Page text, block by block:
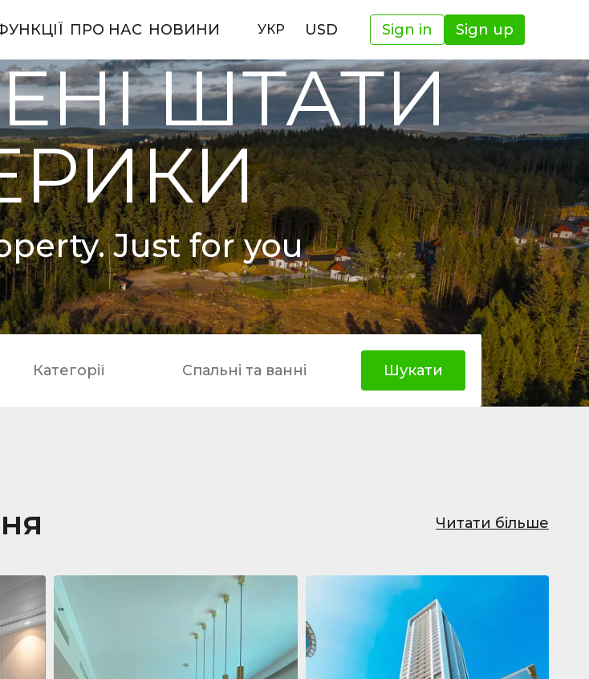
ПРО НАС НОВИНИ УКР USD Sign in Sign up
ШТАТИ
Just for you
Категорії Спальні та ванні Шукати
Читати більше